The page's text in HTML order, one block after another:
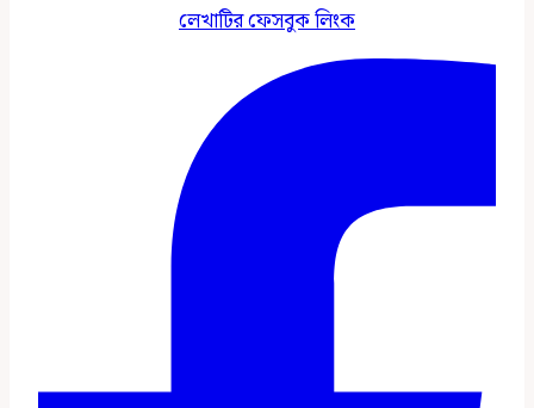
লেখাটির ফেসবুক লিংক